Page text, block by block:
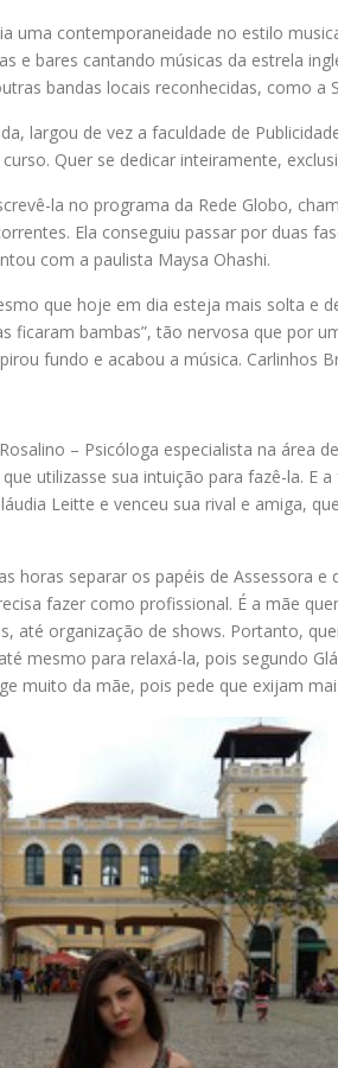
uma contemporaneidade no estilo
e bares cantando músicas da estrela
bandas locais reconhecidas, como a
largou de vez a faculdade de
Quer se dedicar inteiramente,
la no programa da Rede Globo,
Ela conseguiu passar por duas
com a paulista Maysa Ohashi.
que hoje em dia esteja mais solta
ficaram bambas”, tão nervosa que por
fundo e acabou a música. Carlinhos
– Psicóloga especialista na
utilizasse sua intuição para fazê-la.
Leitte e venceu sua rival e amiga,
horas separar os papéis de
fazer como profissional. É a mãe
até organização de shows. Portanto,
mesmo para relaxá-la, pois segundo
muito da mãe, pois pede que exijam